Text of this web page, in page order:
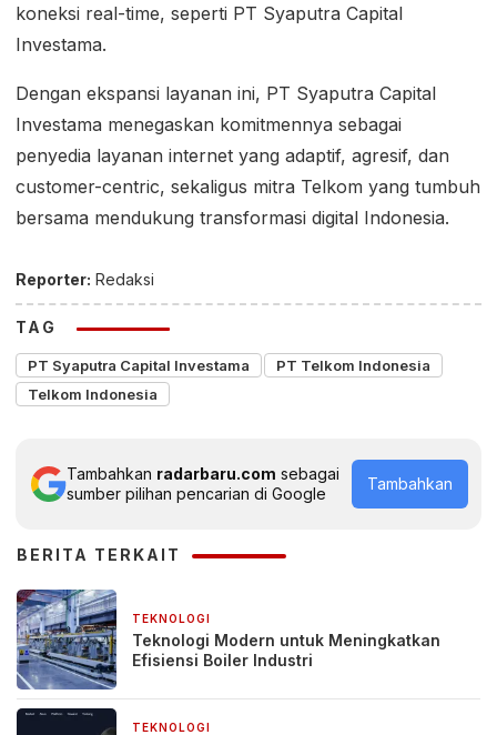
koneksi real-time, seperti PT Syaputra Capital
Investama.
Dengan ekspansi layanan ini, PT Syaputra Capital
Investama menegaskan komitmennya sebagai
penyedia layanan internet yang adaptif, agresif, dan
customer-centric, sekaligus mitra Telkom yang tumbuh
bersama mendukung transformasi digital Indonesia.
Reporter: Redaksi
TAG
PT Syaputra Capital Investama
PT Telkom Indonesia
Telkom Indonesia
Tambahkan radarbaru.com sebagai
sumber pilihan pencarian di Google
Tambahkan
BERITA TERKAIT
TEKNOLOGI
Teknologi Modern untuk Meningkatkan
Efisiensi Boiler Industri
TEKNOLOGI